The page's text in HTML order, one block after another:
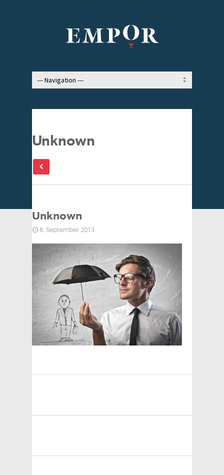
Unknown
Unknown
6. September 2013